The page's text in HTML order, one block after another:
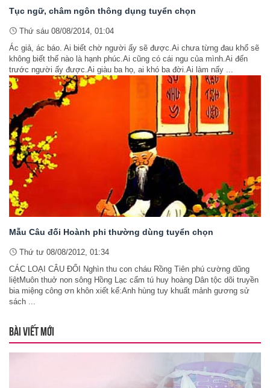
Tục ngữ, châm ngôn thông dụng tuyển chọn
Thứ sáu 08/08/2014, 01:04
Ác giả, ác báo. Ai biết chờ người ấy sẽ được.Ai chưa từng đau khổ sẽ
không biết thế nào là hạnh phúc.Ai cũng có cái ngu của mình.Ai đến
trước người ấy được.Ai giàu ba họ, ai khó ba đời.Ai làm nấy ...
Mẫu Câu đối Hoành phi thường dùng tuyển chọn
Thứ tư 08/08/2012, 01:34
CÁC LOẠI CÂU ĐỐI Nghìn thu con cháu Rồng Tiên phú cường dũng
liệtMuôn thuở non sông Hồng Lạc cẩm tú huy hoàng Dân tộc dõi truyền
bia miệng công ơn khôn xiết kể:Anh hùng tuy khuất mảnh gương sử
sách ...
BÀI VIẾT MỚI